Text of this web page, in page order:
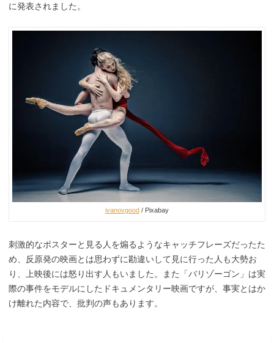
に発表されました。
ivanovgood / Pixabay
刺激的なポスターと見る人を煽るようなキャッチフレーズだったた
め、反原発の映画とは思わずに勘違いして見に行った人も大勢お
り、上映後には怒り出す人もいました。また「バリゾーゴン」は実
際の事件をモデルにしたドキュメンタリー映画ですが、事実とはか
け離れた内容で、批判の声もあります。